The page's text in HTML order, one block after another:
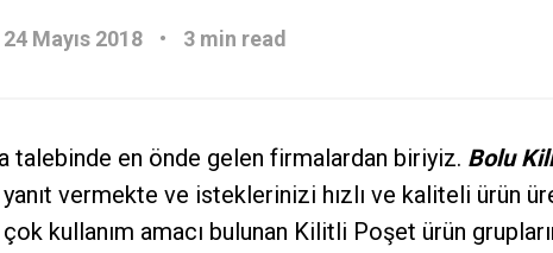
24 Mayıs 2018 3 min read
en önde gelen firmalardan biriyiz. Bolu
vermekte ve isteklerinizi hızlı ve kaliteli ürün
kullanım amacı bulunan Kilitli Poşet ürün